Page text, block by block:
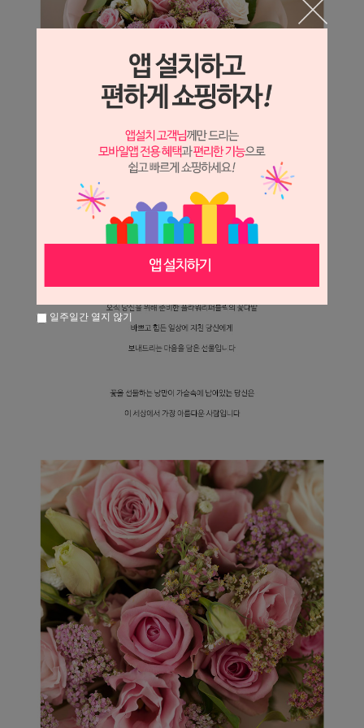
일주일간 열지 않기